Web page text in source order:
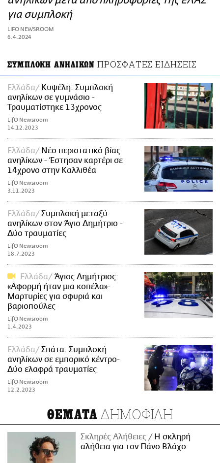
ΑΜΠΑ
PRINT
για συμπλοκή
LIFO NEWSROOM
6.4.2024
ΣΥΜΠΛΟΚΗ ΑΝΗΛΙΚΩΝ ΠΡΟΣΦΑΤΕΣ ΕΙΔΗΣΕΙΣ
Ελλάδα
Κυψέλη: Συμπλοκή
ανηλίκων σε γυμνάσιο -
Τραυματίστηκε 13χρονος
LifO Newsroom
14.12.2023
Ελλάδα
Νέο περιστατικό βίας
ανηλίκων - Έστησαν καρτέρι σε
14χρονο στην Καλλιθέα
LifO Newsroom
3.11.2023
Ελλάδα
Συμπλοκή μεταξύ
ανηλίκων στον Άγιο Δημήτριο -
Δύο τραυματίες
LifO Newsroom
18.7.2023
Ελλάδα
Άγιος Δημήτριος:
«Αφορμή ήταν μια κοπέλα»-
Μαρτυρίες για σφυριά και
βαριοπούλες
LifO Newsroom
1.4.2023
Ελλάδα
Σπάτα: Συμπλοκή
ανηλίκων σε εμπορικό κέντρο-
Δύο ελαφρά τραυματίες
LifO Newsroom
12.2.2023
ΘΕΜΑΤΑ ΔΗΜΟΦΙΛΗ
Σκληρές Αλήθειες
H σκληρή
αλήθεια για τον Πάνο Βλάχο